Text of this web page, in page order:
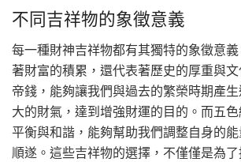
不同吉祥物的象徵意義
每一種財神吉祥物都有其獨特的象徵意
著財富的積累，還代表著歷史的厚重與
帝錢，能夠讓我們與過去的繁榮時期產
大的財氣，達到增強財運的目的。而五
平衡與和諧，能夠幫助我們調整自身的
順遂。這些吉祥物的選擇，不僅僅是為